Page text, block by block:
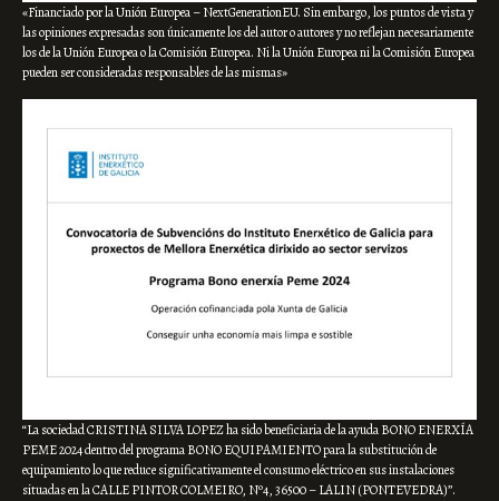
«Financiado por la Unión Europea – NextGenerationEU. Sin embargo, los puntos de vista y
las opiniones expresadas son únicamente los del autor o autores y no reflejan necesariamente
los de la Unión Europea o la Comisión Europea. Ni la Unión Europea ni la Comisión Europea
pueden ser consideradas responsables de las mismas»
“La sociedad CRISTINA SILVA LOPEZ ha sido beneficiaria de la ayuda BONO ENERXÍA
PEME 2024 dentro del programa BONO EQUIPAMIENTO para la substitución de
equipamiento lo que reduce significativamente el consumo eléctrico en sus instalaciones
situadas en la CALLE PINTOR COLMEIRO, Nº4, 36500 – LALIN (PONTEVEDRA)”.